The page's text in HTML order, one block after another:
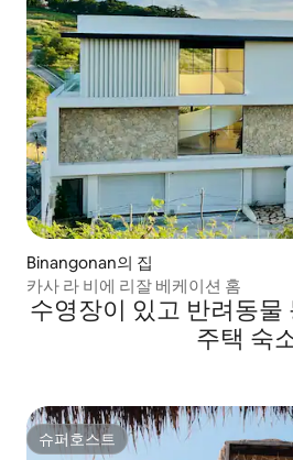
Binangonan의 집
카사 라 비에 리잘 베케이션 홈
수영장이 있고 반려동물
주택 숙
슈퍼호스트
슈퍼호스트